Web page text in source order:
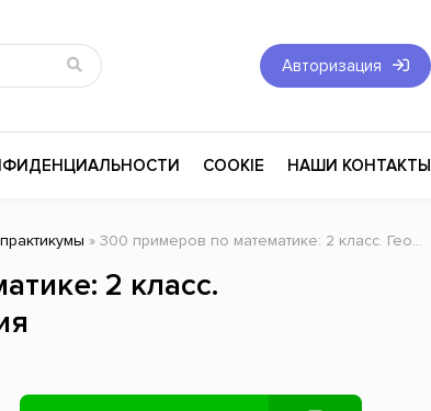
Авторизация
COOKIE НАШИ КОНТАКТЫ
» 300 примеров по математике: 2 класс. Геометрические задания
2 класс.